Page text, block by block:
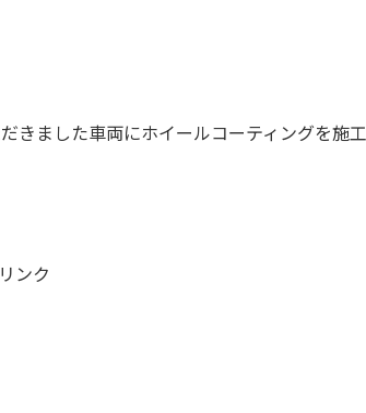
きました車両にホイールコーティングを施工
ンク